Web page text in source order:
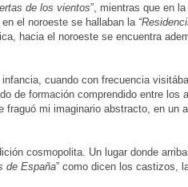
de los vientos”, mientras que en
el noroeste se hallaban la
hacia el noroeste se encuentra
cuando con frecuencia
de formación comprendido entre los
fraguó mi imaginario abstracto, en un
cosmopolita. Un lugar donde
de España” como dicen los castizos,